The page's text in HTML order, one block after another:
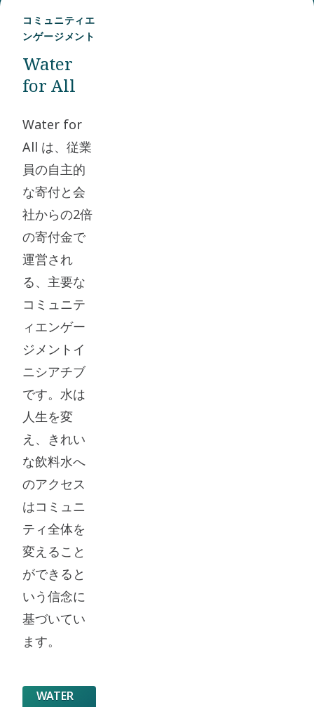
質
お
よ
び
告
対
象
物
質
の
厳
格
な
リ
ス
ト
も
維
持
し
て
い
ま
す。
め、
ビ
ジ
ネ
パ
ー
ト
ナ
ー
基
準
に
署
名
す
る
必
要
が
あ
り
ま
す。
ロ
ー
チ
を
リ
ス
ク
に
取
り
組
ん
で
ま
す。
ま
た、
リ
ス
ク
監
視
と
リ
ス
コミュニティエ
ンゲージメント
Water
for All
Water for
All は、従業
員の自主的
な寄付と会
社からの2倍
の寄付金で
運営され
る、主要な
コミュニテ
ィエンゲー
ジメントイ
ニシアチブ
です。水は
人生を変
え、きれい
な飲料水へ
のアクセス
はコミュニ
ティ全体を
変えること
ができると
いう信念に
基づいてい
ます。
WATER